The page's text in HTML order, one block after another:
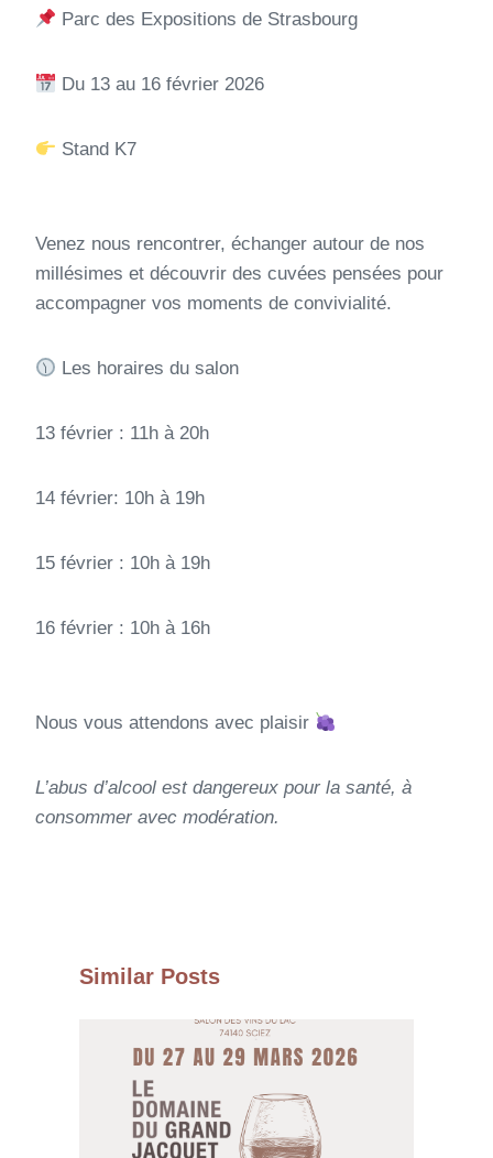
Parc des Expositions de Strasbourg
Du 13 au 16 février 2026
Stand K7
Venez nous rencontrer, échanger autour de nos
millésimes et découvrir des cuvées pensées pour
accompagner vos moments de convivialité.
Les horaires du salon
13 février : 11h à 20h
14 février: 10h à 19h
15 février : 10h à 19h
16 février : 10h à 16h
Nous vous attendons avec plaisir
L’abus d’alcool est dangereux pour la santé, à
consommer avec modération.
Similar Posts